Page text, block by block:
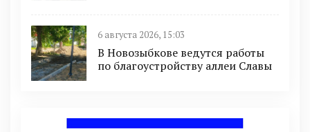
6 августа 2026, 15:03
В Новозыбкове ведутся работы
по благоустройству аллеи Славы